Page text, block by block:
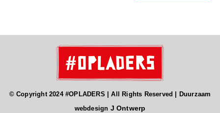
© Copyright 2024 #OPLADERS | All Rights Reserved | Duurzaam
webdesign J Ontwerp